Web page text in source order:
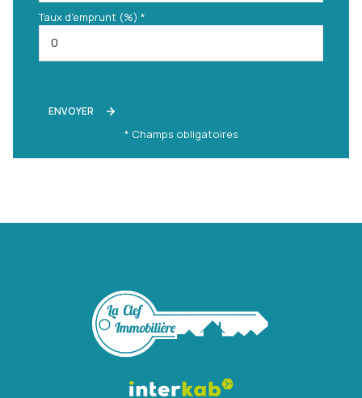
Taux d'emprunt (%) *
ENVOYER
* Champs obligatoires